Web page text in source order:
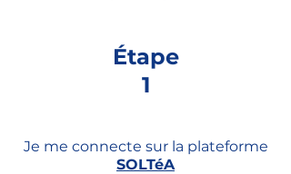
Étape
1
Je me connecte sur la plateforme
SOLTéA